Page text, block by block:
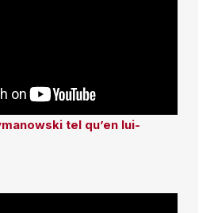
tel qu’en lui-